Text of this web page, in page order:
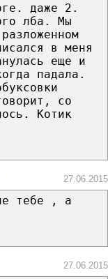
даже 2.
лба. Мы
в меня
еще и
падала.
со
Котик
27.06.2015
тебе , а
27.06.2015